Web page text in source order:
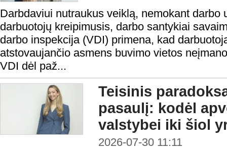
Darbdaviui nutraukus veiklą, nemokant darbo
darbuotojų kreipimusis, darbo santykiai
darbo inspekcija (VDI) primena, kad
atstovaujančio asmens buvimo vietos
VDI dėl paž...
Teisinis
pasaulį: kodėl
valstybei iki šiol
2026-07-30 11:11